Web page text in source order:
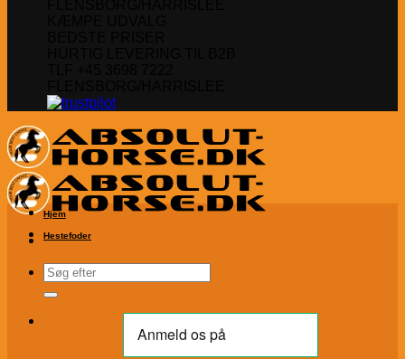
Søg
efter:
Hjem
Hestefoder